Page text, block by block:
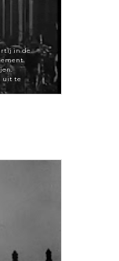
in de
uit te